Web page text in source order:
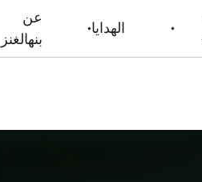
الهدايا
عن
بنهالغنز